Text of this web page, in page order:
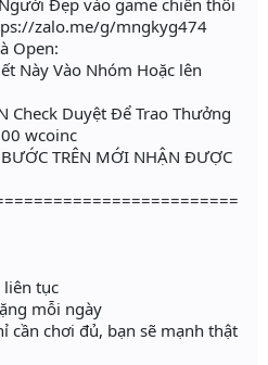
Đẹp vào game chiến thôi
zalo.me/g/mngkyg474
Open:
Này Vào Nhóm Hoặc lên
Check Duyệt Để Trao Thưởng
wcoinc
TRÊN MỚI NHẬN ĐƯỢC
tục
mỗi ngày
cần chơi đủ, bạn sẽ mạnh thật